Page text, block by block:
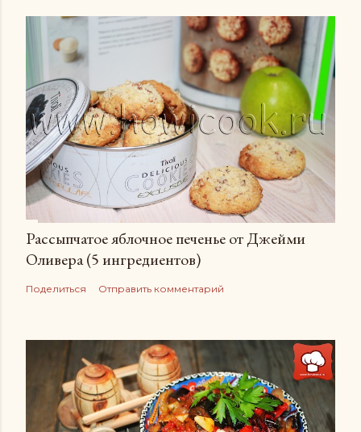
Рассыпчатое яблочное печенье от Джейми
Оливера (5 ингредиентов)
Поделиться Отправить комментарий